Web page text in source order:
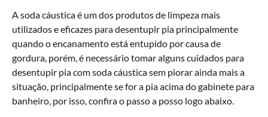
A soda cáustica é um dos produtos de limpeza mais
utilizados e eficazes para desentupir pia principalmente
quando o encanamento está entupido por causa de
gordura, porém, é necessário tomar alguns cuidados para
desentupir pia com soda cáustica sem piorar ainda mais a
situação, principalmente se for a pia acima do gabinete para
banheiro, por isso, confira o passo a posso logo abaixo.